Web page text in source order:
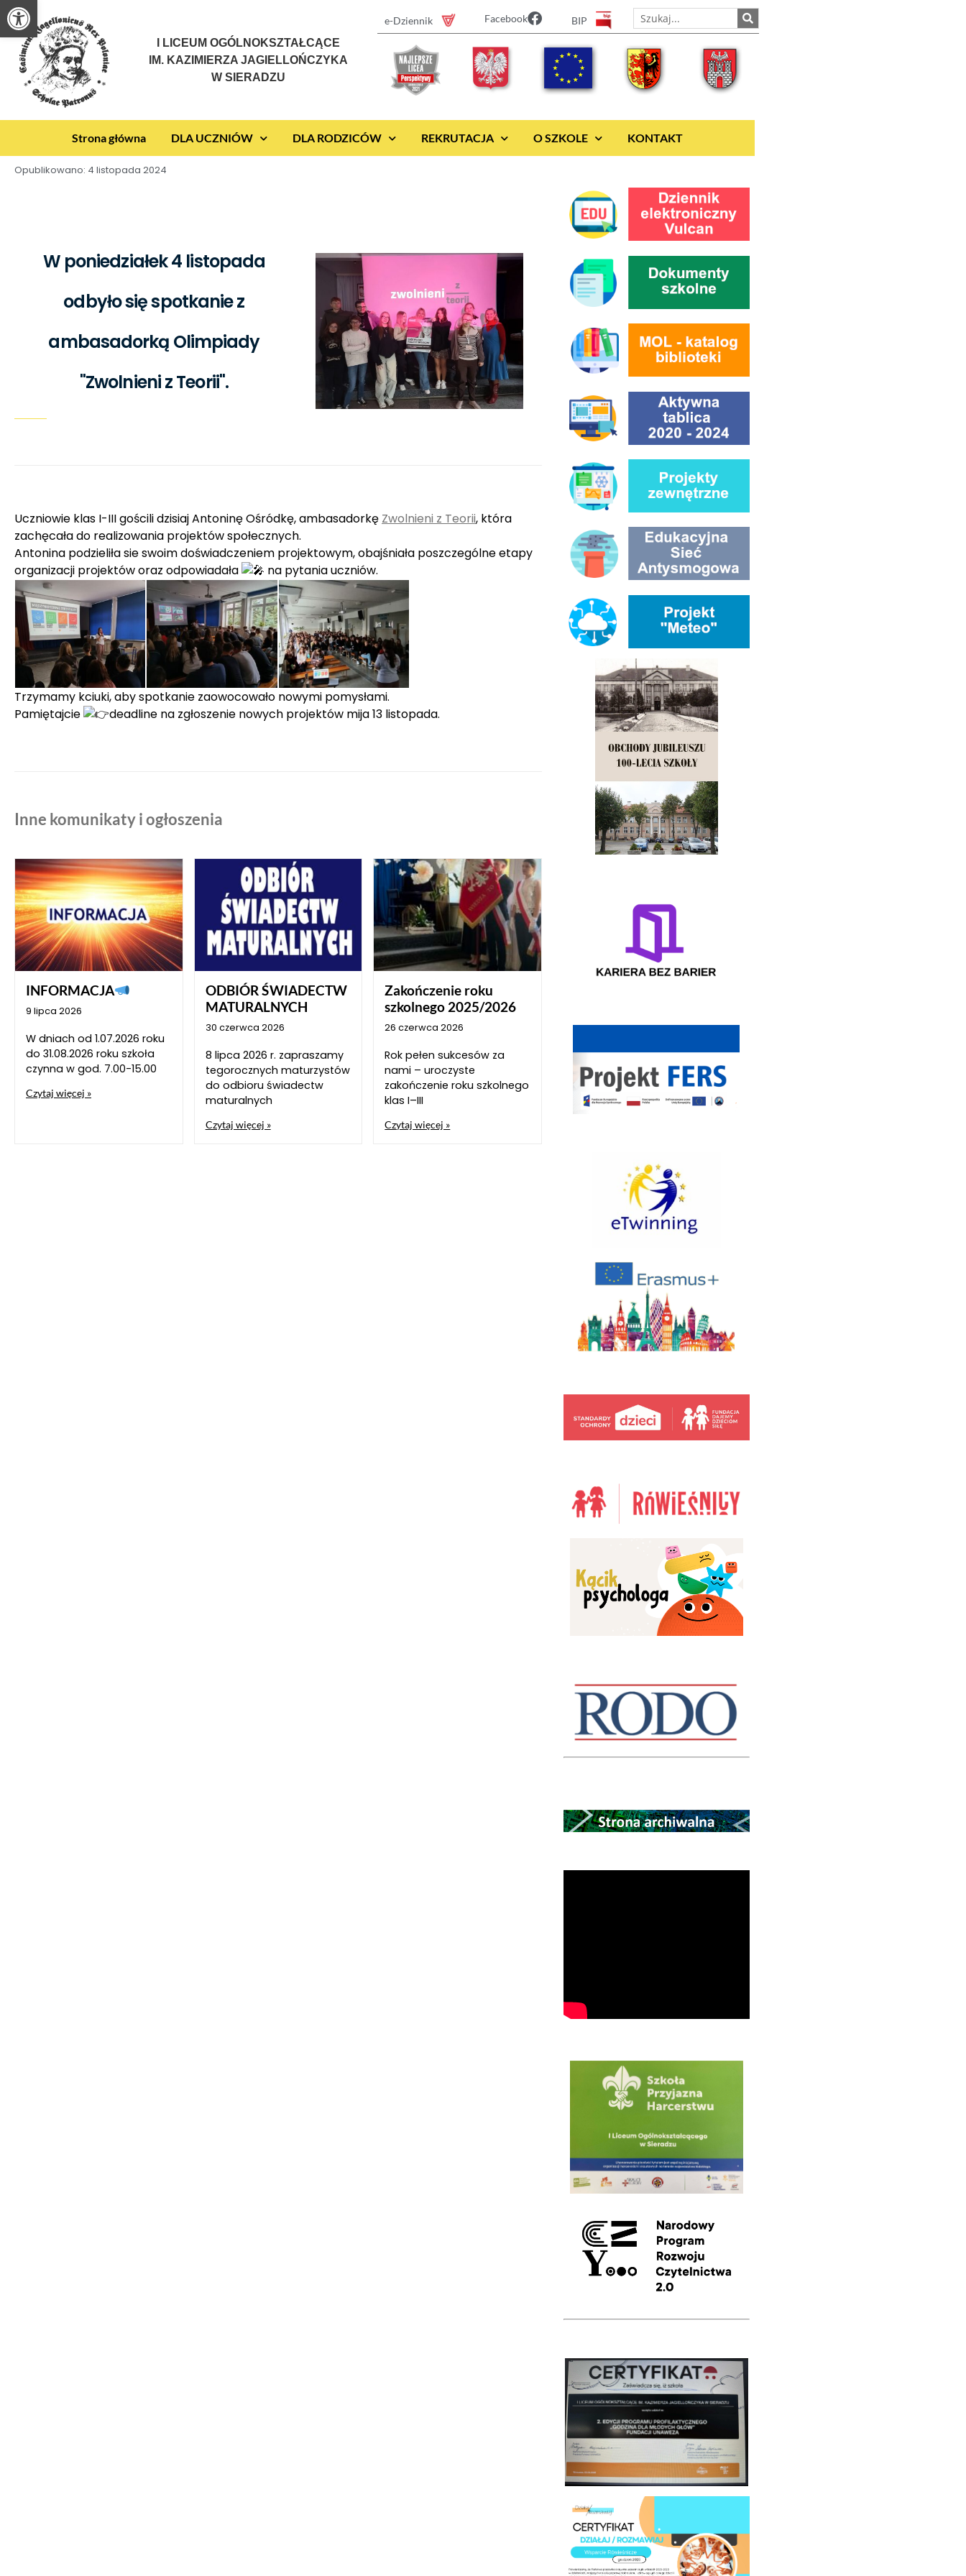
Otwórz pasek narzędzi
I LICEUM OGÓLNOKSZTAŁCĄCE
IM. KAZIMIERZA JAGIELLOŃCZYKA
W SIERADZU
e-Dziennik Facebook BIP
Strona główna DLA UCZNIÓW DLA RODZICÓW REKRUTACJA O SZKOLE KONTAKT
Opublikowano: 4 listopada 2024
W poniedziałek 4 listopada
odbyło się spotkanie z
ambasadorką Olimpiady
"Zwolnieni z Teorii".
Uczniowie klas I-III gościli dzisiaj Antoninę Ośródkę, ambasadorkę Zwolnieni z Teorii, która
zachęcała do realizowania projektów społecznych.
Antonina podzieliła sie swoim doświadczeniem projektowym, obajśniała poszczególne etapy
organizacji projektów oraz odpowiadała
na pytania uczniów.
Trzymamy kciuki, aby spotkanie zaowocowało nowymi pomysłami.
Pamiętajcie
deadline na zgłoszenie nowych projektów mija 13 listopada.
Inne komunikaty i ogłoszenia
INFORMACJA
9 lipca 2026
W dniach od 1.07.2026 roku
do 31.08.2026 roku szkoła
czynna w god. 7.00-15.00
Czytaj więcej »
ODBIÓR ŚWIADECTW
MATURALNYCH
30 czerwca 2026
8 lipca 2026 r. zapraszamy
tegorocznych maturzystów
do odbioru świadectw
maturalnych
Czytaj więcej »
Zakończenie roku
szkolnego 2025/2026
26 czerwca 2026
Rok pełen sukcesów za
nami – uroczyste
zakończenie roku szkolnego
klas I–III
Czytaj więcej »